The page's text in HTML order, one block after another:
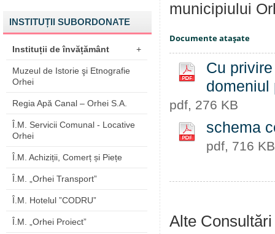
INSTITUȚII SUBORDONATE
Instituții de învățământ +
Muzeul de Istorie şi Etnografie
Orhei
Regia Apă Canal – Orhei S.A.
Î.M. Servicii Comunal - Locative
Orhei
Î.M. Achiziții, Comerț și Piețe
Î.M. „Orhei Transport”
Î.M. Hotelul ”CODRU”
Î.M. „Orhei Proiect”
municipiului
Documente ataşate
Cu
domeniul
pdf, 276 KB
schema
pdf, 716 KB
Alte